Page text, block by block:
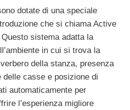
dotate di una speciale
che si chiama Active
sistema adatta la
in cui si trova la
della stanza, presenza
casse e posizione di
automaticamente per
l’esperienza migliore